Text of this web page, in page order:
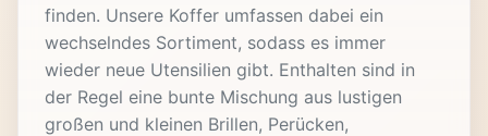
finden. Unsere Koffer umfassen dabei ein
wechselndes Sortiment, sodass es immer
wieder neue Utensilien gibt. Enthalten sind in
der Regel eine bunte Mischung aus lustigen
großen und kleinen Brillen, Perücken,